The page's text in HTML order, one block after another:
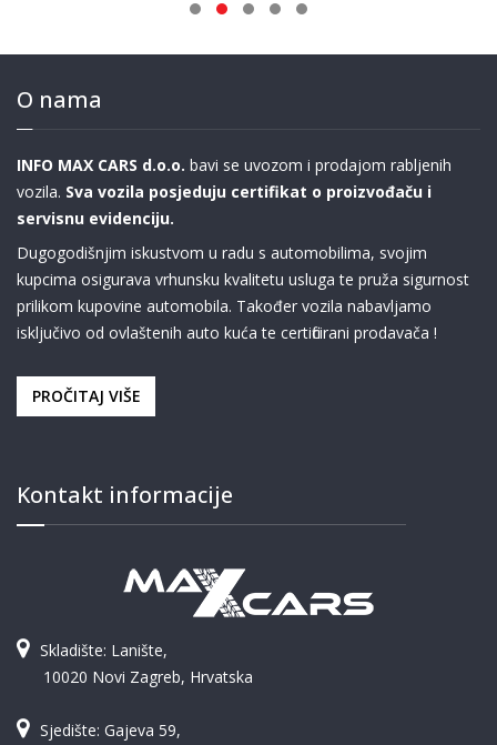
O nama
INFO MAX CARS d.o.o. bavi se uvozom i prodajom rabljenih
vozila. Sva vozila posjeduju certifikat o proizvođaču i
servisnu evidenciju.
Dugogodišnjim iskustvom u radu s automobilima, svojim
kupcima osigurava vrhunsku kvalitetu usluga te pruža sigurnost
prilikom kupovine automobila. Također vozila nabavljamo
isključivo od ovlaštenih auto kuća te certificirani prodavača !
PROČITAJ VIŠE
Kontakt informacije
Skladište: Lanište,
10020 Novi Zagreb, Hrvatska
Sjedište: Gajeva 59,